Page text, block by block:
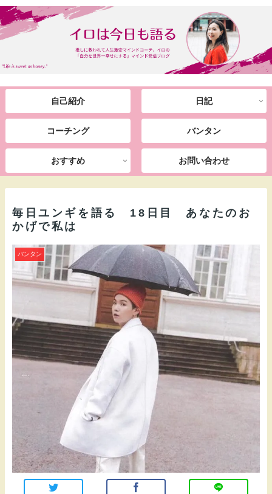
自己紹介 日記
コーチング バンタン
おすすめ お問い合わせ
毎日ユンギを語る 18日目 あなたのお
かげで私は
バンタン